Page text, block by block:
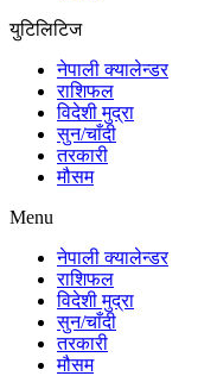
युटिलिटिज
नेपाली क्यालेन्डर
राशिफल
विदेशी मुद्रा
सुन/चाँदी
तरकारी
मौसम
Menu
नेपाली क्यालेन्डर
राशिफल
विदेशी मुद्रा
सुन/चाँदी
तरकारी
मौसम